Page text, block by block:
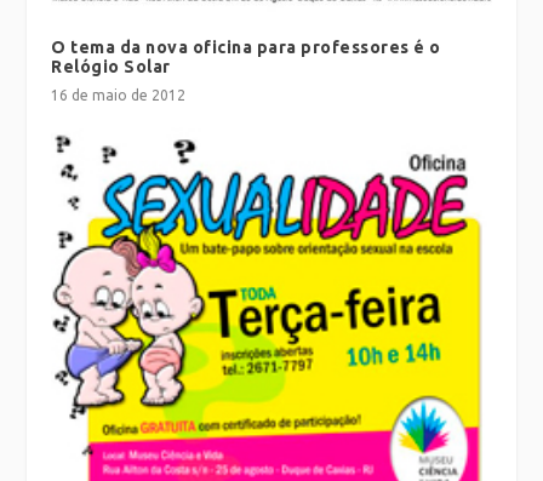
O tema da nova oficina para professores é o
Relógio Solar
16 de maio de 2012